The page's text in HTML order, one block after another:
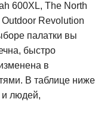
600XL, The North
Revolution
палатки вы
быстро
в
В таблице ниже
и людей,